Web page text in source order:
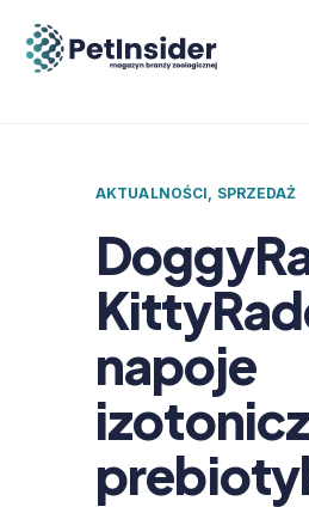
AKTUALNOŚCI, SPRZEDAŻ
napoje